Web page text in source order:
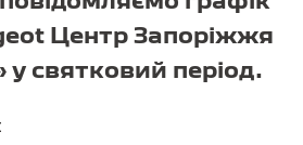
Центр Запоріжжя
у святковий період.